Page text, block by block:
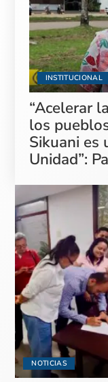
INSTITUCIONAL
“Acelerar
los
Sikuani es
Unidad”:
NOTICIAS